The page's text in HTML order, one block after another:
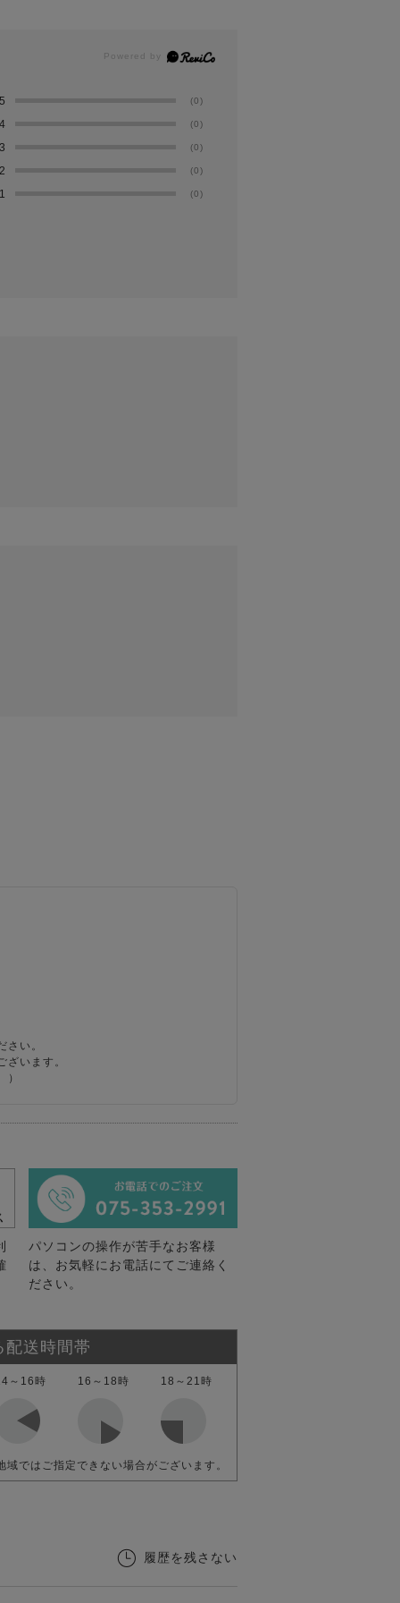
5 (0)
4 (0)
3 (0)
2 (0)
1 (0)
い。
います。
パソコンの操作が苦手なお客様
は、お気軽にお電話にてご連絡く
ださい。
配送時間帯
～16時 16～18時 18～21時
ではご指定できない場合がございます。
履歴を残さない